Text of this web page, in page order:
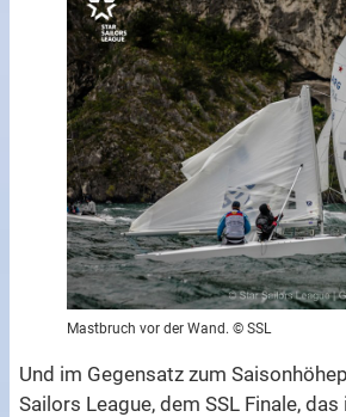
Mastbruch vor der Wand. © SSL
Und im Gegensatz zum
Sailors League, dem SSL Finale,